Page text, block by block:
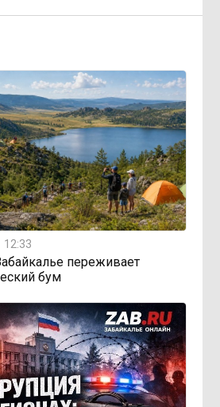
12:33
переживает
бум